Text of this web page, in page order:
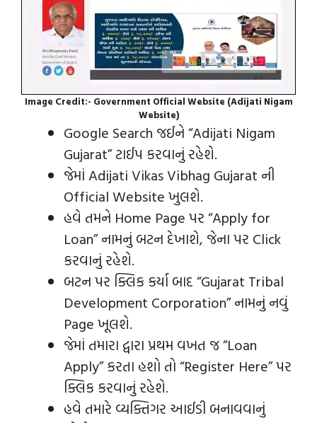
Image Credit:- Government Official Website (Adijati Nigam
Website)
Google Search જઈને “Adijati Nigam
Gujarat” ટાઈપ કરવાનું રહેશે.
જેમાં Adijati Vikas Vibhag Gujarat ની
Official Website ખુલશે.
હવે તમને Home Page પર “Apply for
Loan” નામનું બટન દેખાશે, જેના પર Click
કરવાનું રહેશે.
બટન પર ક્લિક કર્યા બાદ “Gujarat Tribal
Development Corporation” નામનું નવું
Page ખૂલશે.
જેમાં તમારા દ્વારા પ્રથમ વખત જ “Loan
Apply” કરતા હશો તો “Register Here” પર
ક્લિક કરવાનું રહેશે.
હવે તમારે વ્યક્તિગર આઈડી બનાવવાનું